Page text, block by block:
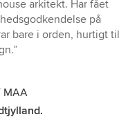
arkitekt. Har fået
på
bare i orden, hurtigt til
MAA